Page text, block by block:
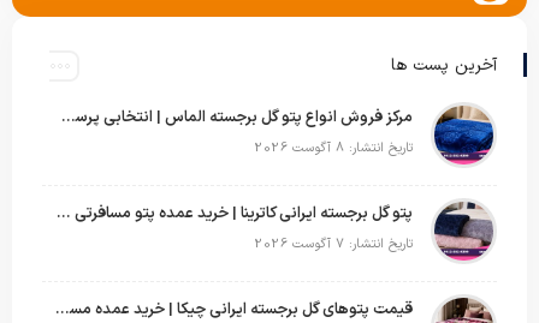
آخرین پست ها
مرکز فروش انواع پتو گل برجسته الماس | انتخابی پرسود برای عمده‌فروشان
تاریخ انتشار: 8 آگوست 2026
پتو گل برجسته ایرانی کاترینا | خرید عمده پتو مسافرتی با قیمت تولیدی
تاریخ انتشار: 7 آگوست 2026
قیمت پتوهای گل برجسته ایرانی چیکا | خرید عمده مستقیم با سود بالا